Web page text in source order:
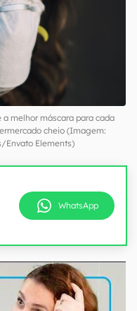
melhor máscara para cada
cheio (Imagem:
Envato Elements)
WhatsApp